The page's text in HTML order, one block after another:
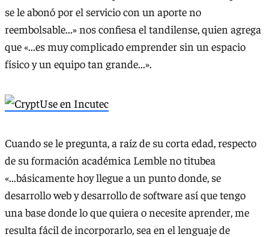
se le abonó por el servicio con un aporte no
reembolsable...» nos confiesa el tandilense, quien agrega
que «...es muy complicado emprender sin un espacio
físico y un equipo tan grande...».
Cuando se le pregunta, a raíz de su corta edad, respecto
de su formación académica Lemble no titubea
«...básicamente hoy llegue a un punto donde, se
desarrollo web y desarrollo de software así que tengo
una base donde lo que quiera o necesite aprender, me
resulta fácil de incorporarlo, sea en el lenguaje de